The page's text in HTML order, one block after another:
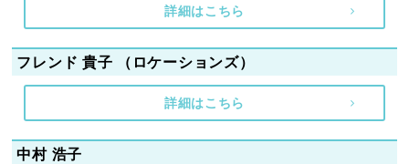
詳細はこちら
フレンド 貴子 （ロケーションズ）
詳細はこちら
中村 浩子